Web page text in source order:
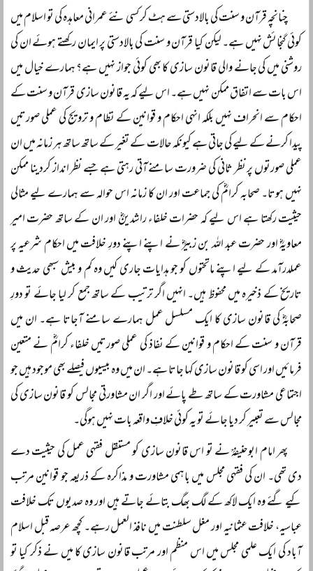
چنانچہ قرآن و سنت کی بالادستی سے ہٹ کر کسی نئے عمرانی معاہدہ کی تو اسلام میں
کوئی گنجائش نہیں ہے۔ لیکن کیا قرآن و سنت کی بالادستی پر ایمان رکھتے ہوئے ان کی
روشنی میں کی جانے والی قانون سازی کا بھی کوئی جواز نہیں ہے؟ ہمارے خیال میں
اس بات سے اتفاق ممکن نہیں ہے۔ اس لیے کہ یہ قانون سازی قرآن و سنت کے
احکام سے انحراف نہیں بلکہ انہی احکام و قوانین کے نظام و ترویج کی عملی صورتیں
پیدا کرنے کے لیے کی جاتی ہے کیونکہ حالات کے تغیر کے ساتھ ساتھ ہر زمانہ میں ان
عملی صورتوں پر نظر ثانی کی ضرورت سامنے آتی رہتی ہے جسے نظر انداز کردینا ممکن
نہیں ہوتا۔ صحابہ کرامؓ کی جماعت اور ان کا زمانہ اس حوالہ سے ہمارے لیے مثالی
حیثیت رکھتا ہے اس لیے کہ حضرات خلفاء راشدینؓ اور ان کے ساتھ حضرت امیر
معاویہؓ اور حضرت عبد اللہ بن زبیرؓ نے اپنے اپنے دورِ خلافت میں احکام شرعیہ پر
عملدرآمد کے لیے اپنے ماتحتوں کو جو ہدایات جاری کیں وہ کم و بیش سبھی حدیث و
تاریخ کے ذخیرہ میں محفوظ ہیں۔ انہیں اگر ترتیب کے ساتھ جمع کر لیا جائے تو دورِ
صحابہؓ کی قانون سازی کا ایک مسلسل عمل ہمارے سامنے آجاتا ہے۔ ان میں
قرآن و سنت کے احکام و قوانین کے نفاذ کی عملی صورتیں خلفاء کرامؓ نے متعین
فرمائیں اور اسی کو قانون سازی کہا جاتا ہے۔ ان میں وہ بیسیوں فیصلے بھی موجود ہیں جو
اجتماعی مشاورت کے ساتھ طے پائے اور اگر ان مشاورتی مجالس کو قانون سازی کی
مجالس سے تعبیر کر دیا جائے تو یہ کوئی خلافِ واقعہ بات نہیں ہوگی۔
پھر امام ابوحنیفہؒ نے تو اس قانون سازی کو مستقل فقہی عمل کی حیثیت دے
دی تھی۔ ان کی فقہی مجلس میں باہمی مشاورت و مذاکرہ کے ذریعہ جو قوانین مرتب
کیے گئے وہ ایک لاکھ کے لگ بھگ بتائے جاتے ہیں اور وہ صدیوں تک خلافت
عباسیہ، خلافت عثمانیہ اور مغل سلطنت میں نافذ العمل رہے۔ کچھ عرصہ قبل اسلام
آباد کی ایک علمی مجلس میں اس منظم اور مرتب قانون سازی کا میں نے ذکر کیا تو